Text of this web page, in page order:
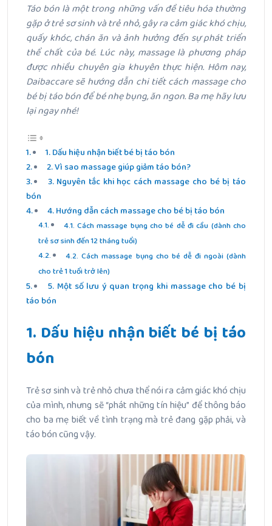
Táo bón là một trong những vấn đề tiêu hóa thường
gặp ở trẻ sơ sinh và trẻ nhỏ, gây ra cảm giác khó chịu,
quấy khóc, chán ăn và ảnh hưởng đến sự phát triển
thể chất của bé. Lúc này, massage là phương pháp
được nhiều chuyên gia khuyên thực hiện. Hôm nay,
Daibaccare sẽ hướng dẫn chi tiết cách massage cho
bé bị táo bón để bé nhẹ bụng, ăn ngon. Ba mẹ hãy lưu
lại ngay nhé!
1. Dấu hiệu nhận biết bé bị táo bón
2. Vì sao massage giúp giảm táo bón?
3. Nguyên tắc khi học cách massage cho bé bị táo
bón
4. Hướng dẫn cách massage cho bé bị táo bón
4.1. Cách massage bụng cho bé dễ đi cầu (dành cho
trẻ sơ sinh đến 12 tháng tuổi)
4.2. Cách massage bụng cho bé dễ đi ngoài (dành
cho trẻ 1 tuổi trở lên)
5. Một số lưu ý quan trọng khi massage cho bé bị
táo bón
1. Dấu hiệu nhận biết bé bị táo
bón
Trẻ sơ sinh và trẻ nhỏ chưa thể nói ra cảm giác khó chịu
của mình, nhưng sẽ “phát những tín hiệu” để thông báo
cho ba mẹ biết về tình trạng mà trẻ đang gặp phải, và
táo bón cũng vậy.